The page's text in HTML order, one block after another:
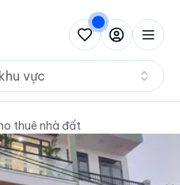
vực
thuê nhà đất